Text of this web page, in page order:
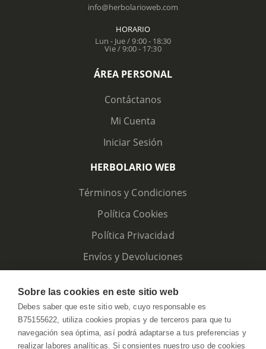
info@herbolarioweb.com
HORARIO
Lun - Jue / 9:00 - 18:30
Vie / 9:00 - 17:30
ÁREA PERSONAL
Contáctanos
Mi Cuenta
Iniciar Sesión
HERBOLARIO WEB
Términos y Condiciones
Política Cookies
Política Privacidad
Envíos y Devoluciones
Sobre las cookies en este sitio web
Debes saber que este sitio web, cuyo responsable es
B75155622, utiliza cookies propias y de terceros para que tu
navegación sea óptima, así podrá adaptarse a tus preferencias y
realizar labores analíticas. Si consientes nuestro uso de cookies